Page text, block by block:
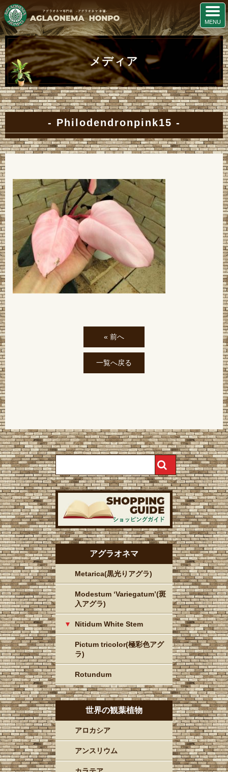
メディア
Philodendronpink15
« 前へ
一覧へ戻る
アグラオネマ
Metarica(黒光りアグラ)
Modestum ‘Variegatum’(斑
入アグラ)
Nitidum White Stem
Pictum tricolor(極彩色アグ
ラ)
Rotundum
世界の観葉植物
アロカシア
アンスリウム